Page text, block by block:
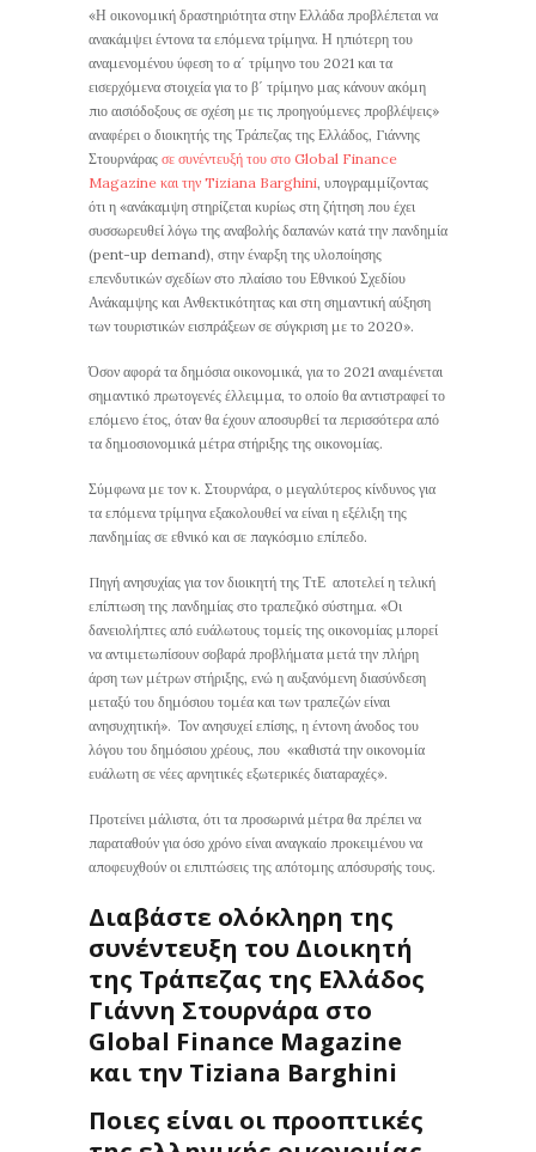
«Η οικονομική δραστηριότητα στην Ελλάδα προβλέπεται να
ανακάμψει έντονα τα επόμενα τρίμηνα. Η ηπιότερη του
αναμενομένου ύφεση το α΄ τρίμηνο του 2021 και τα
εισερχόμενα στοιχεία για το β΄ τρίμηνο μας κάνουν ακόμη
πιο αισιόδοξους σε σχέση με τις προηγούμενες προβλέψεις»
αναφέρει ο διοικητής της Τράπεζας της Ελλάδος, Γιάννης
Στουρνάρας σε συνέντευξή του στο Global Finance
Magazine και την Tiziana Barghini, υπογραμμίζοντας
ότι η «ανάκαμψη στηρίζεται κυρίως στη ζήτηση που έχει
συσσωρευθεί λόγω της αναβολής δαπανών κατά την πανδημία
(pent-up demand), στην έναρξη της υλοποίησης
επενδυτικών σχεδίων στο πλαίσιο του Εθνικού Σχεδίου
Ανάκαμψης και Ανθεκτικότητας και στη σημαντική αύξηση
των τουριστικών εισπράξεων σε σύγκριση με το 2020».
Όσον αφορά τα δημόσια οικονομικά, για το 2021 αναμένεται
σημαντικό πρωτογενές έλλειμμα, το οποίο θα αντιστραφεί το
επόμενο έτος, όταν θα έχουν αποσυρθεί τα περισσότερα από
τα δημοσιονομικά μέτρα στήριξης της οικονομίας.
Σύμφωνα με τον κ. Στουρνάρα, ο μεγαλύτερος κίνδυνος για
τα επόμενα τρίμηνα εξακολουθεί να είναι η εξέλιξη της
πανδημίας σε εθνικό και σε παγκόσμιο επίπεδο.
Πηγή ανησυχίας για τον διοικητή της ΤτΕ αποτελεί η τελική
επίπτωση της πανδημίας στο τραπεζικό σύστημα. «Οι
δανειολήπτες από ευάλωτους τομείς της οικονομίας μπορεί
να αντιμετωπίσουν σοβαρά προβλήματα μετά την πλήρη
άρση των μέτρων στήριξης, ενώ η αυξανόμενη διασύνδεση
μεταξύ του δημόσιου τομέα και των τραπεζών είναι
ανησυχητική». Τον ανησυχεί επίσης, η έντονη άνοδος του
λόγου του δημόσιου χρέους, που «καθιστά την οικονομία
ευάλωτη σε νέες αρνητικές εξωτερικές διαταραχές».
Προτείνει μάλιστα, ότι τα προσωρινά μέτρα θα πρέπει να
παραταθούν για όσο χρόνο είναι αναγκαίο προκειμένου να
αποφευχθούν οι επιπτώσεις της απότομης απόσυρσής τους.
Διαβάστε ολόκληρη της
συνέντευξη του Διοικητή
της Τράπεζας της Ελλάδος
Γιάννη Στουρνάρα στο
Global Finance Magazine
και την Tiziana Barghini
Ποιες είναι οι προοπτικές